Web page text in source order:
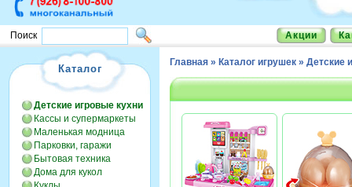
Поиск Акции
Каталог
Детские игровые кухни
Кассы и супермаркеты
Маленькая модница
Парковки, гаражи
Бытовая техника
Дома для кукол
Главная » Каталог игрушек » Детские